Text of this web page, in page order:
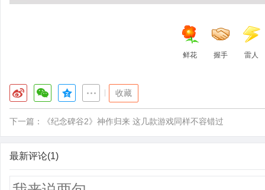
鲜花 握手 雷人
收藏
下一篇： 《纪念碑谷2》神作归来 这几款游戏同样不容错过
最新评论(1)